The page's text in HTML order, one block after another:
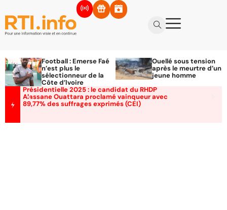
Football : Emerse Faé
n’est plus le
sélectionneur de la
Côte d’Ivoire
Ouellé sous tension
après le meurtre d’un
jeune homme
Présidentielle 2025 : le candidat du RHDP
Alassane Ouattara proclamé vainqueur avec
89,77% des suffrages exprimés (CEI)